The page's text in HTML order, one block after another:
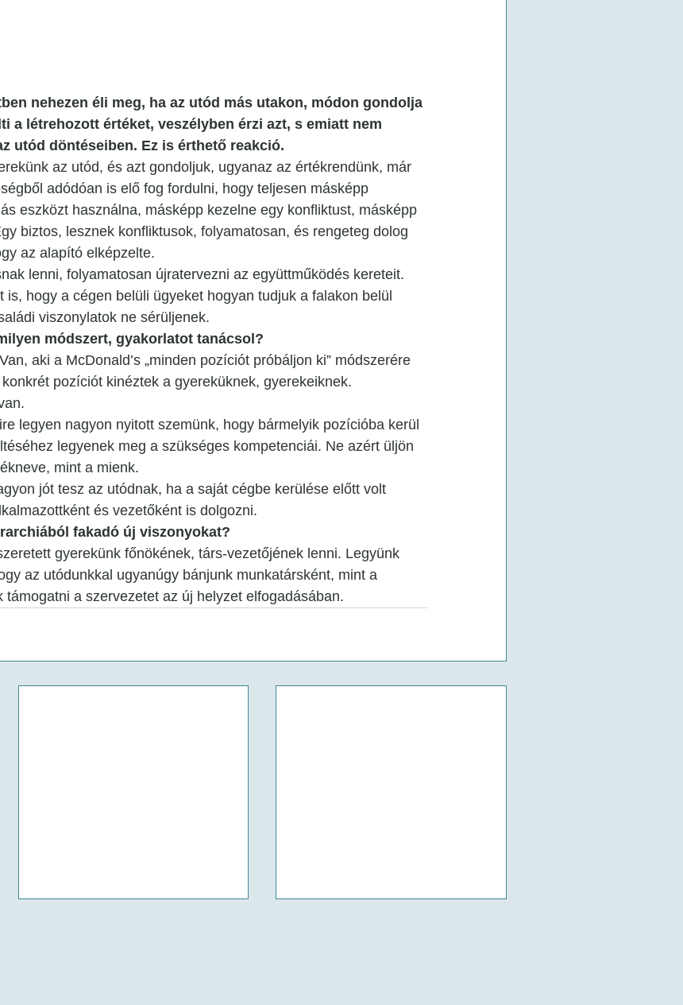
nehezen éli meg, ha az utód más utakon, módon gondolja
a létrehozott értéket, veszélyben érzi azt, s emiatt nem
utód döntéseiben. Ez is érthető reakció.
az utód, és azt gondoljuk, ugyanaz az értékrendünk, már
adódóan is elő fog fordulni, hogy teljesen másképp
eszközt használna, másképp kezelne egy konfliktust, másképp
biztos, lesznek konfliktusok, folyamatosan, és rengeteg dolog
az alapító elképzelte.
lenni, folyamatosan újratervezni az együttműködés kereteit.
is, hogy a cégen belüli ügyeket hogyan tudjuk a falakon belül
viszonylatok ne sérüljenek.
módszert, gyakorlatot tanácsol?
aki a McDonald’s „minden pozíciót próbáljon ki” módszerére
pozíciót kinéztek a gyereküknek, gyerekeiknek.
legyen nagyon nyitott szemünk, hogy bármelyik pozícióba kerül
legyenek meg a szükséges kompetenciái. Ne azért üljön
mint a mienk.
jót tesz az utódnak, ha a saját cégbe kerülése előtt volt
és vezetőként is dolgozni.
fakadó új viszonyokat?
gyerekünk főnökének, társ-vezetőjének lenni. Legyünk
az utódunkkal ugyanúgy bánjunk munkatársként, mint a
támogatni a szervezetet az új helyzet elfogadásában.